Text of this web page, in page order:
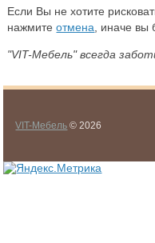
Если Вы не хотите
нажмитеотмена , иначе
"VIT-Мебель" всегда
VIT-Мебель © 2026